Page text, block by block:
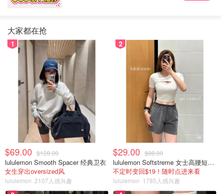
大家都在抢
1
$69.00 $128.00
lululemon Smooth Spacer 经典卫衣
女生穿出oversized风
lululemon 2107人感兴趣
2
$29.00 $88.00
lululemon Softstreme 女士高腰短裤 10cm
不定时变回$19！随时点进来看
lululemon 1785人感兴趣